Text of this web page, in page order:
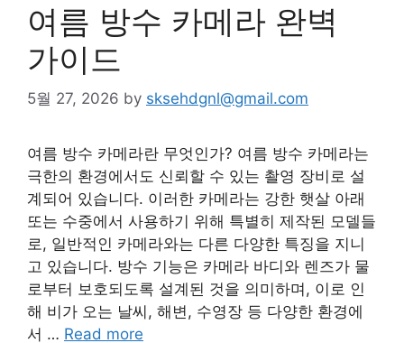
여름 방수 카메라 완벽
가이드
5월 27, 2026 by sksehdgnl@gmail.com
여름 방수 카메라란 무엇인가? 여름 방수 카메라는
극한의 환경에서도 신뢰할 수 있는 촬영 장비로 설
계되어 있습니다. 이러한 카메라는 강한 햇살 아래
또는 수중에서 사용하기 위해 특별히 제작된 모델들
로, 일반적인 카메라와는 다른 다양한 특징을 지니
고 있습니다. 방수 기능은 카메라 바디와 렌즈가 물
로부터 보호되도록 설계된 것을 의미하며, 이로 인
해 비가 오는 날씨, 해변, 수영장 등 다양한 환경에
서 … Read more